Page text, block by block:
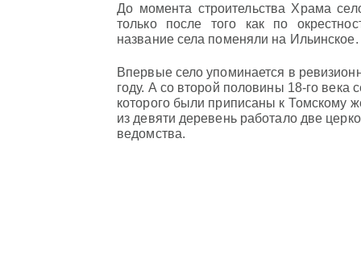
До момента строительства Храма
только после того как по
название села поменяли на Ильинское.
Впервые село упоминается в
году. А со второй половины 18-го века
которого были приписаны к Томскому
из девяти деревень работало две
ведомства.